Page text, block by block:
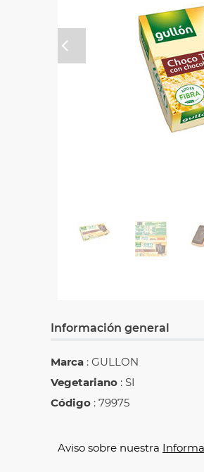
Anterior
Información general
Marca : GULLON
Vegetariano : SI
Código : 79975
Aviso sobre nuestra